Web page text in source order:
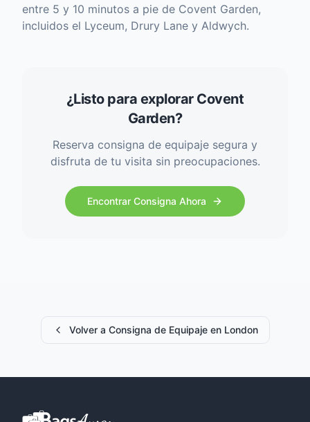
entre 5 y 10 minutos a pie de Covent Garden,
incluidos el Lyceum, Drury Lane y Aldwych.
¿Listo para explorar Covent
Garden?
Reserva consigna de equipaje segura y
disfruta de tu visita sin preocupaciones.
Encontrar Consigna Ahora
Volver a Consigna de Equipaje en London